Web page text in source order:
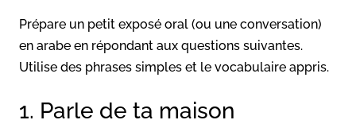
Prépare un petit exposé oral (ou une conversation)
en arabe en répondant aux questions suivantes.
Utilise des phrases simples et le vocabulaire appris.
1. Parle de ta maison